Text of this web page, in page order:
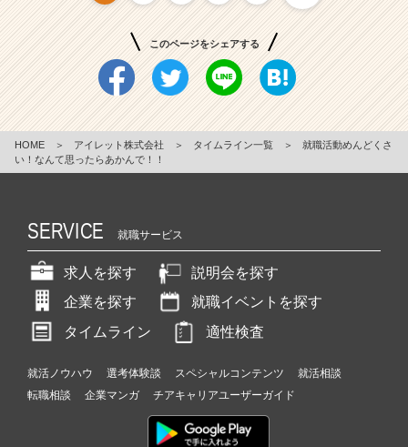
このページをシェアする
HOME ＞ アイレット株式会社 ＞ タイムライン一覧 ＞
就職活動めんどくさ
い！なんて思ったらあかんで！！
SERVICE 就職サービス
求人を探す
説明会を探す
企業を探す
就職イベントを探す
タイムライン
適性検査
就活ノウハウ 選考体験談 スペシャルコンテンツ
就活相談
転職相談
企業マンガ チアキャリアユーザーガイド